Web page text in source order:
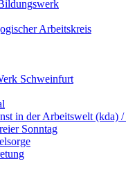
Arbeitskreis
Schweinfurt
in der Arbeitswelt (kda) /
Sonntag